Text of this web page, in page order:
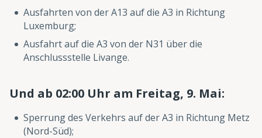
Ausfahrten von der A13 auf die A3 in Richtung
Luxemburg;
Ausfahrt auf die A3 von der N31 über die
Anschlussstelle Livange.
Und ab 02:00 Uhr am Freitag, 9. Mai:
Sperrung des Verkehrs auf der A3 in Richtung Metz
(Nord-Süd);